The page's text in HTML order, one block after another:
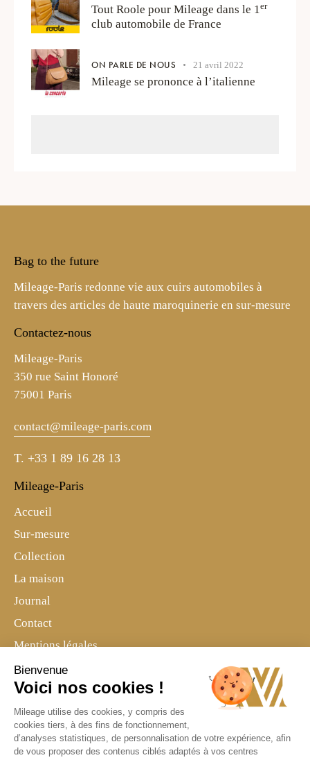
Tout Roole pour Mileage dans le 1 er
club automobile de France
ON PARLE DE NOUS 21 avril 2022
Mileage se prononce à l’italienne
Bag to the future
Mileage-Paris redonne vie aux cuirs automobiles à
travers des articles de haute maroquinerie en sur-mesure
Contactez-nous
Mileage-Paris
350 rue Saint Honoré
75001 Paris
contact@mileage-paris.com
T. +33 1 89 16 28 13
Mileage-Paris
Accueil
Sur-mesure
Collection
La maison
Journal
Contact
Mentions légales
Politique de confidentialité
Suivez-nous
Bienvenue
Voici nos cookies !
Mileage utilise des cookies, y compris des
cookies tiers, à des fins de fonctionnement,
d’analyses statistiques, de personnalisation de votre expérience, afin
de vous proposer des contenus ciblés adaptés à vos centres